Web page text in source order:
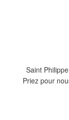
Saint Philippe
Priez pour